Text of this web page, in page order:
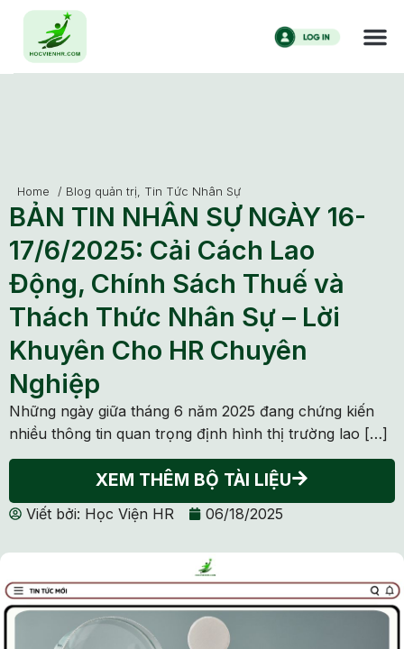
Home / Blog quản trị, Tin Tức Nhân Sự
BẢN TIN NHÂN SỰ NGÀY 16-
17/6/2025: Cải Cách Lao
Động, Chính Sách Thuế và
Thách Thức Nhân Sự – Lời
Khuyên Cho HR Chuyên
Nghiệp
Những ngày giữa tháng 6 năm 2025 đang chứng kiến
nhiều thông tin quan trọng định hình thị trường lao […]
XEM THÊM BỘ TÀI LIỆU
Viết bởi: Học Viện HR 06/18/2025